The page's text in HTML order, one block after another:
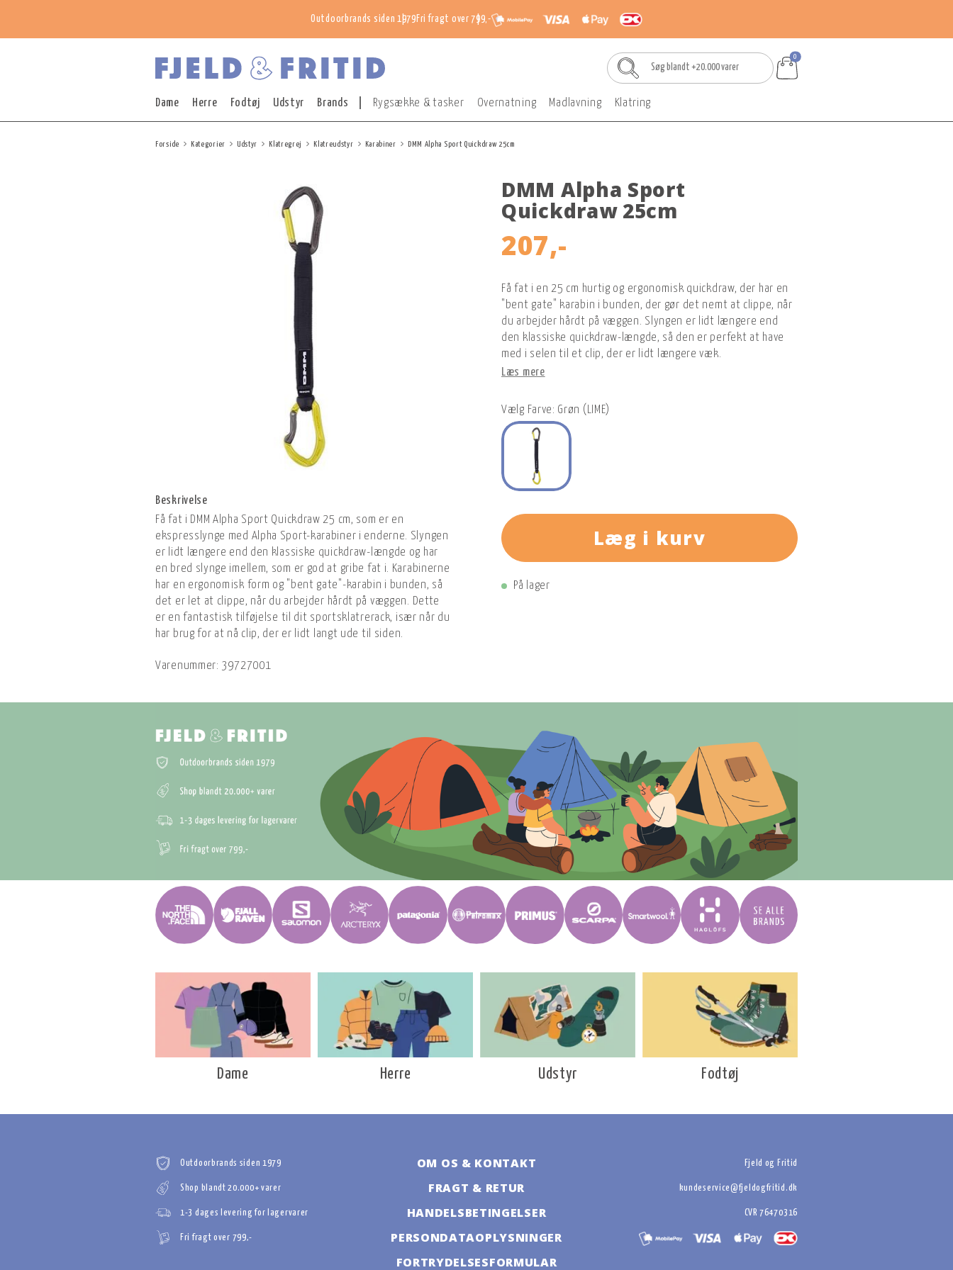
Outdoorbrands siden 1979 Fri fragt over 799,-
0
Dame Herre Fodtøj Udstyr Brands Rygsække & tasker Overnatning Madlavning Klatring
Forside Kategorier Udstyr Klatregrej Klatreudstyr Karabiner DMM Alpha Sport Quickdraw 25cm
Beskrivelse
Få fat i DMM Alpha Sport Quickdraw 25 cm, som er en
ekspresslynge med Alpha Sport-karabiner i enderne. Slyngen
er lidt længere end den klassiske quickdraw-længde og har
en bred slynge imellem, som er god at gribe fat i. Karabinerne
har en ergonomisk form og "bent gate"-karabin i bunden, så
det er let at clippe, når du arbejder hårdt på væggen. Dette
er en fantastisk tilføjelse til dit sportsklatrerack, især når du
har brug for at nå clip, der er lidt langt ude til siden.
Varenummer: 39727001
DMM Alpha Sport
Quickdraw 25cm
207,-
Få fat i en 25 cm hurtig og ergonomisk quickdraw, der har en
"bent gate" karabin i bunden, der gør det nemt at clippe, når
du arbejder hårdt på væggen. Slyngen er lidt længere end
den klassiske quickdraw-længde, så den er perfekt at have
med i selen til et clip, der er lidt længere væk.
Læs mere
Vælg Farve: Grøn (LIME)
Læg i kurv
På lager
Dame Herre Udstyr Fodtøj
Outdoorbrands siden 1979
Shop blandt 20.000+ varer
1-3 dages levering for lagervarer
Fri fragt over 799,-
OM OS & KONTAKT
FRAGT & RETUR
HANDELSBETINGELSER
PERSONDATAOPLYSNINGER
FORTRYDELSESFORMULAR
Fjeld og Fritid
kundeservice@fjeldogfritid.dk
CVR 76470316